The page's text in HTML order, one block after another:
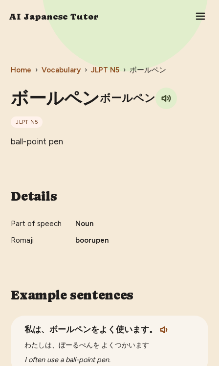
AI Japanese Tutor
Home › Vocabulary › JLPT N5 › ボールペン
ボールペンボールペン
JLPT N5
ball-point pen
Details
Part of speech
Noun
Romaji
boorupen
Example sentences
私は、ボールペンをよく使います。
わたしは、ぼーるぺんを よくつかいます
I often use a ball-point pen.